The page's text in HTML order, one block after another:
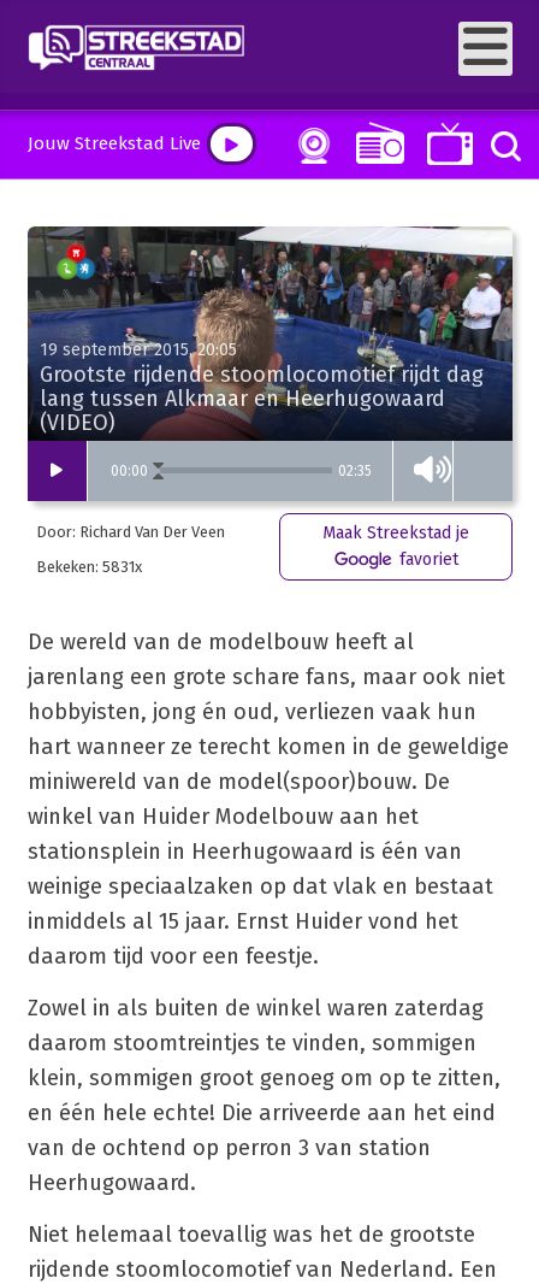
Jouw Streekstad Live
00:00 02:35
19 september 2015, 20:05
Grootste rijdende stoomlocomotief rijdt dag
lang tussen Alkmaar en Heerhugowaard
(VIDEO)
Door: Richard Van Der Veen
Bekeken: 5831x
Maak Streekstad je
favoriet
De wereld van de modelbouw heeft al
jarenlang een grote schare fans, maar ook niet
hobbyisten, jong én oud, verliezen vaak hun
hart wanneer ze terecht komen in de geweldige
miniwereld van de model(spoor)bouw. De
winkel van Huider Modelbouw aan het
stationsplein in Heerhugowaard is één van
weinige speciaalzaken op dat vlak en bestaat
inmiddels al 15 jaar. Ernst Huider vond het
daarom tijd voor een feestje.
Zowel in als buiten de winkel waren zaterdag
daarom stoomtreintjes te vinden, sommigen
klein, sommigen groot genoeg om op te zitten,
en één hele echte! Die arriveerde aan het eind
van de ochtend op perron 3 van station
Heerhugowaard.
Niet helemaal toevallig was het de grootste
rijdende stoomlocomotief van Nederland. Een